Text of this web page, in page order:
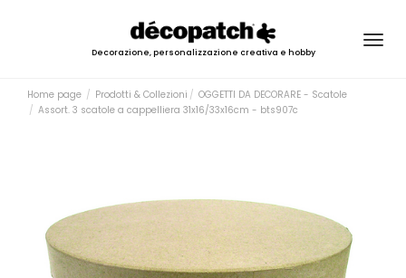
Decorazione, personalizzazione creativa e hobby
Home page Prodotti & Collezioni
OGGETTI DA DECORARE - Scatole
Assort. 3 scatole a cappelliera 31x16/33x16cm - bts907c